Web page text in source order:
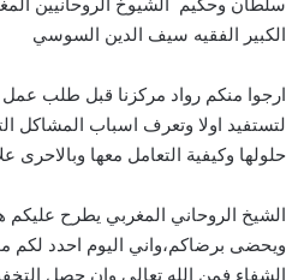
الكبير الفقيه سيف الدين السوسي
ارجوا منكم رواد مركزنا قبل طلب
لتستفيد اولا وتعرف اسباب المشاكل
حلولها وكيفية التعامل معها وبالاحرى
الشيخ الروحاني المغربي يطرح عليكم
ويحضى برضاكم،واني اليوم احدد لكم
الشفاء فمن الله تعالى وان حصل